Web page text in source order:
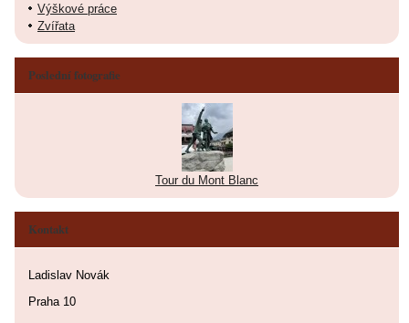
Výškové práce
Zvířata
Poslední fotografie
Tour du Mont Blanc
Kontakt
Ladislav Novák
Praha 10